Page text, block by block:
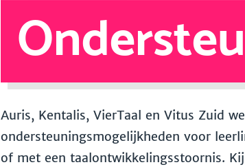
Auris, Kentalis, VierTaal en Vitus Zuid
ondersteuningsmogelijkheden voor
of met een taalontwikkelingsstoornis.